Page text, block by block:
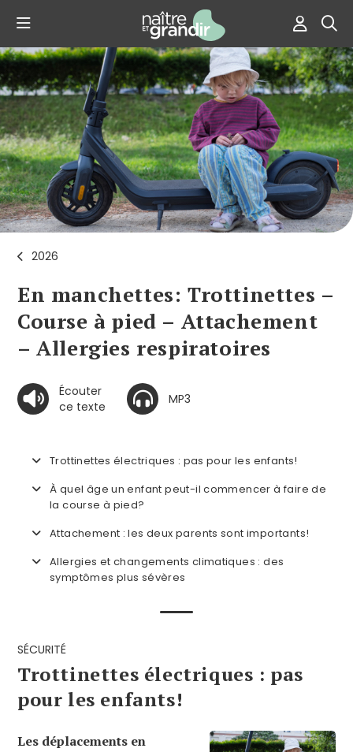
2026
En manchettes: Trottinettes –
Course à pied – Attachement
– Allergies respiratoires
Écouter
ce texte
MP3
Trottinettes électriques : pas pour les enfants!
À quel âge un enfant peut-il commencer à faire de
la course à pied?
Attachement : les deux parents sont importants!
Allergies et changements climatiques : des
symptômes plus sévères
SÉCURITÉ
Trottinettes électriques : pas
pour les enfants!
Les déplacements en